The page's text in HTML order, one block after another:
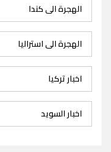
الهجرة الى كندا
الهجرة الى استراليا
اخبار تركيا
اخبار السويد